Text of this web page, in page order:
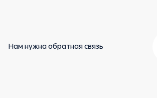
Нам нужна обратная связь